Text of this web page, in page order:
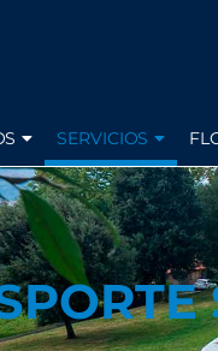
SERVICIOS